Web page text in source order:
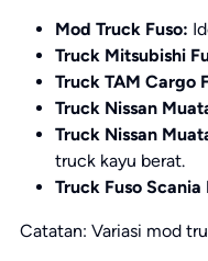
Mod Truck Fuso:
Truck Mitsubishi
Truck TAM Cargo
Truck Nissan
Truck Nissan
truck kayu berat.
Truck Fuso Scania
Catatan: Variasi mod